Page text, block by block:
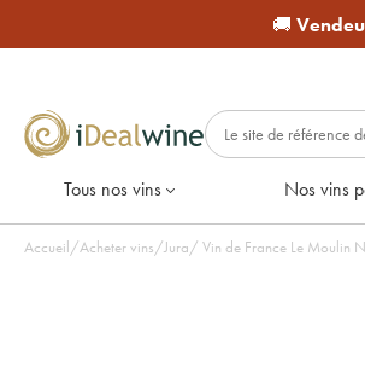
🚚
Tous nos vins Nos vins
Accueil/Acheter vins/Jura/